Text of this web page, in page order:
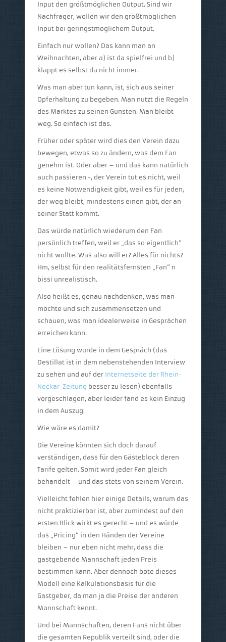
Input den größtmöglichen Output. Sind wir
Nachfrager, wollen wir den größtmöglichen
Input bei geringstmöglichem Output.
Einfach nur wollen? Das kann man an
Weihnachten, aber a) ist da spielfrei und b)
klappt es selbst da nicht immer.
Was man aber tun kann, ist, sich aus seiner
Opferhaltung zu begeben. Man nutzt die Regeln
des Marktes zu seinen Gunsten: Man bleibt
weg. So einfach ist das.
Früher oder später wird dies den Verein dazu
bewegen, etwas so zu ändern, was dem Fan
genehm ist. Oder aber – und das kann natürlich
auch passieren -, der Verein tut es nicht, weil
es keine Notwendigkeit gibt, weil es für jeden,
der weg bleibt, mindestens einen gibt, der an
seiner Statt kommt.
Das würde natürlich wiederum den Fan
persönlich treffen, weil er „das so eigentlich“
nicht wollte. Was also will er? Alles für nichts?
Hm, selbst für den realitätsfernsten „Fan“ n
bissi unrealistisch.
Also heißt es, genau nachdenken, was man
möchte und sich zusammensetzen und
schauen, was man idealerweise in Gesprächen
erreichen kann.
Eine Lösung wurde in dem Gespräch (das
Destillat ist in dem nebenstehenden Interview
zu sehen und auf der Internetseite der Rhein-
Neckar-Zeitung besser zu lesen) ebenfalls
vorgeschlagen, aber leider fand es kein Einzug
in dem Auszug.
Wie wäre es damit?
Die Vereine könnten sich doch darauf
verständigen, dass für den Gästeblock deren
Tarife gelten. Somit wird jeder Fan gleich
behandelt – und das stets von seinem Verein.
Vielleicht fehlen hier einige Details, warum das
nicht praktizierbar ist, aber zumindest auf den
ersten Blick wirkt es gerecht – und es würde
das „Pricing“ in den Händen der Vereine
bleiben – nur eben nicht mehr, dass die
gastgebende Mannschaft jeden Preis
bestimmen kann. Aber dennoch böte dieses
Modell eine Kalkulationsbasis für die
Gastgeber, da man ja die Preise der anderen
Mannschaft kennt.
Und bei Mannschaften, deren Fans nicht über
die gesamten Republik verteilt sind, oder die